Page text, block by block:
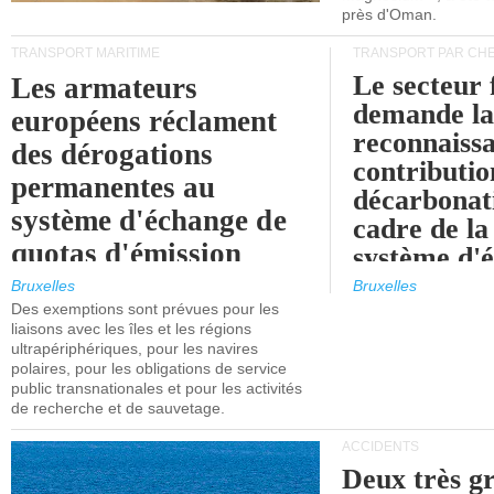
près d'Oman.
TRANSPORT MARITIME
Les armateurs
européens réclament
des dérogations
permanentes au
système d'échange de
quotas d'émission
maritimes de l'UE
après 2030.
Bruxelles
Des exemptions sont prévues pour les
liaisons avec les îles et les régions
ultrapériphériques, pour les navires
polaires, pour les obligations de service
public transnationales et pour les activités
de recherche et de sauvetage.
TRANSPORT PAR
Le
demande la
cadre de
système
quotas
Bruxelles
ACCIDENTS
Deux très